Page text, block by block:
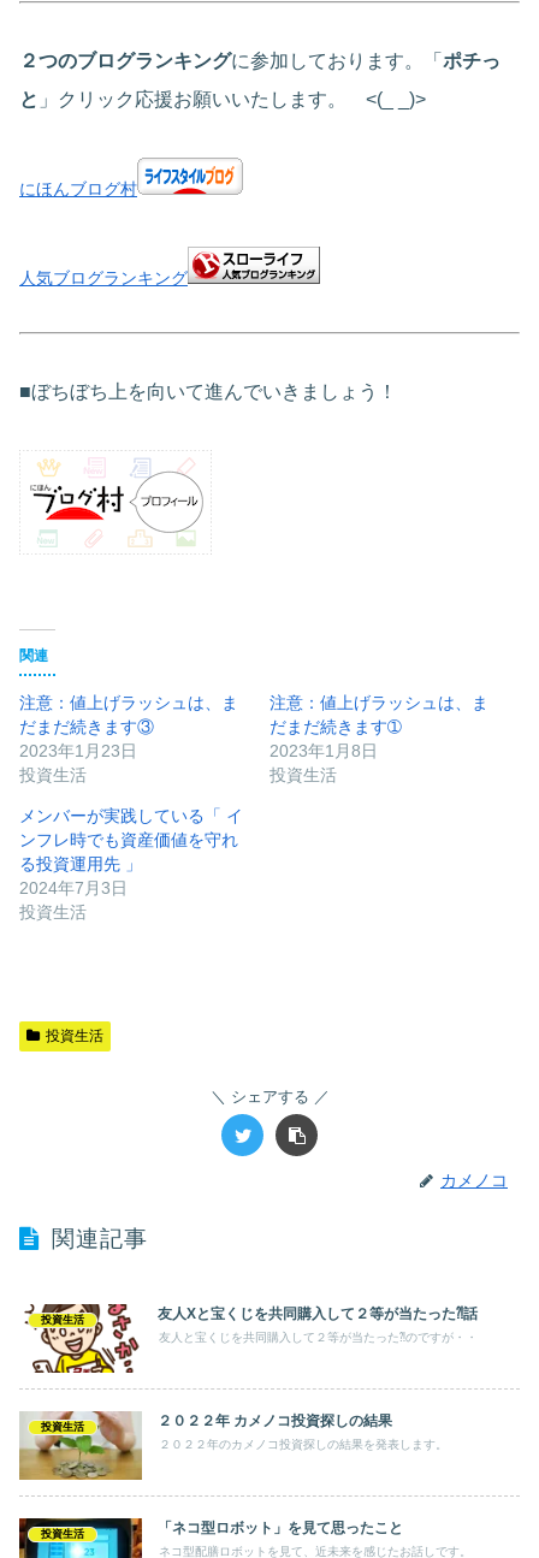
２つのブログランキングに参加しております。「 ポチっ
と 」クリック応援お願いいたします。 <(_ _)>
にほんブログ村
人気ブログランキング
■ぼちぼち上を向いて進んでいきましょう！
関連
注意：値上げラッシュは、ま
だまだ続きます③
2023年1月23日
投資生活
注意：値上げラッシュは、ま
だまだ続きます➀
2023年1月8日
投資生活
メンバーが実践している「 イ
ンフレ時でも資産価値を守れ
る投資運用先 」
2024年7月3日
投資生活
投資生活
シェアする
カメノコ
関連記事
投資生活 友人Xと宝くじを共同購入して２等が当たった⁈話
友人と宝くじを共同購入して２等が当たった⁈のですが・・
投資生活 ２０２２年 カメノコ投資探しの結果
２０２２年のカメノコ投資探しの結果を発表します。
投資生活 「ネコ型ロボット」を見て思ったこと
ネコ型配膳ロボットを見て、近未来を感じたお話しです。